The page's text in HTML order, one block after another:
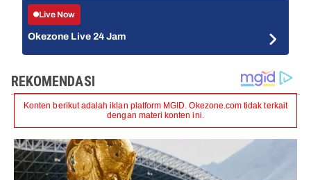
Live Now
Okezone Live 24 Jam